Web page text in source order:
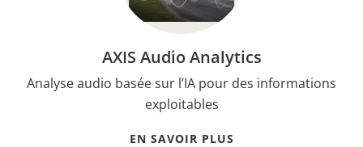
AXIS Audio Analytics
Analyse audio basée sur l’IA pour des informations
exploitables
EN SAVOIR PLUS